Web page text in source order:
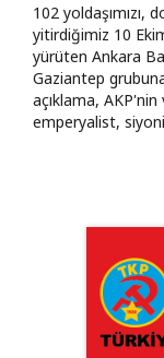
102 yoldaşımızı,
yitirdiğimiz 10
yürüten Ankara
Gaziantep
açıklama,
emperyalist,